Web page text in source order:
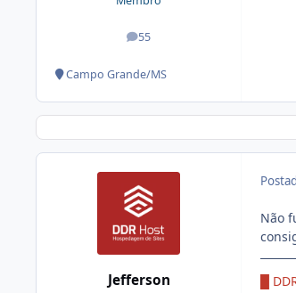
55
posts
Campo Grande/MS
Jefferson
Não
█